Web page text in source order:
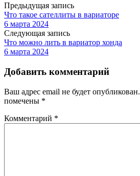
Предыдущая запись
Что такое сателлиты в вариаторе
6 марта 2024
Следующая запись
Что можно лить в вариатор хонда
6 марта 2024
Добавить комментарий
Ваш адрес email не будет опубликован.
помечены *
Комментарий *